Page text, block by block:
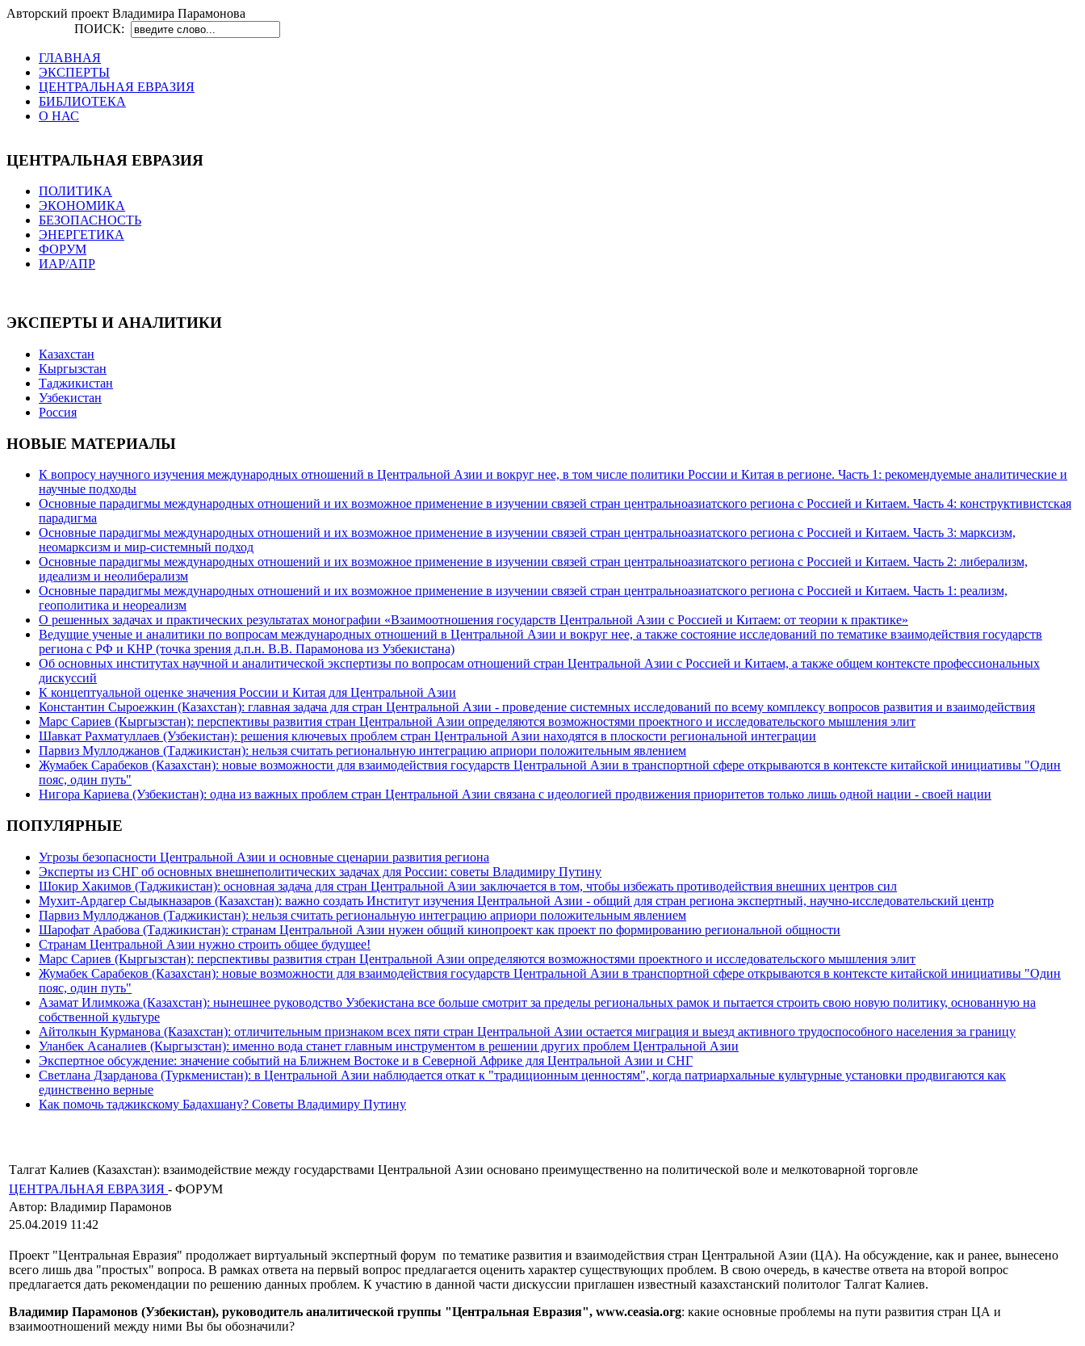
Авторский проект Владимира Парамонова
ПОИСК:
ГЛАВНАЯ
ЭКСПЕРТЫ
ЦЕНТРАЛЬНАЯ ЕВРАЗИЯ
БИБЛИОТЕКА
О НАС
ЦЕНТРАЛЬНАЯ ЕВРАЗИЯ
ПОЛИТИКА
ЭКОНОМИКА
БЕЗОПАСНОСТЬ
ЭНЕРГЕТИКА
ФОРУМ
ИАР/АПР
ЭКСПЕРТЫ И АНАЛИТИКИ
Казахстан
Кыргызстан
Таджикистан
Узбекистан
Россия
НОВЫЕ МАТЕРИАЛЫ
К вопросу научного изучения международных отношений в Центральной Азии и вокруг нее, в том числе политики России и Китая в регионе. Часть 1: рекомендуемые аналитические и
научные подходы
Основные парадигмы международных отношений и их возможное применение в изучении связей стран центральноазиатского региона с Россией и Китаем. Часть 4: конструктивистская
парадигма
Основные парадигмы международных отношений и их возможное применение в изучении связей стран центральноазиатского региона с Россией и Китаем. Часть 3: марксизм,
неомарксизм и мир-системный подход
Основные парадигмы международных отношений и их возможное применение в изучении связей стран центральноазиатского региона с Россией и Китаем. Часть 2: либерализм,
идеализм и неолиберализм
Основные парадигмы международных отношений и их возможное применение в изучении связей стран центральноазиатского региона с Россией и Китаем. Часть 1: реализм,
геополитика и неореализм
О решенных задачах и практических результатах монографии «Взаимоотношения государств Центральной Азии с Россией и Китаем: от теории к практике»
Ведущие ученые и аналитики по вопросам международных отношений в Центральной Азии и вокруг нее, а также состояние исследований по тематике взаимодействия государств
региона с РФ и КНР (точка зрения д.п.н. В.В. Парамонова из Узбекистана)
Об основных институтах научной и аналитической экспертизы по вопросам отношений стран Центральной Азии с Россией и Китаем, а также общем контексте профессиональных
дискуссий
К концептуальной оценке значения России и Китая для Центральной Азии
Константин Сыроежкин (Казахстан): главная задача для стран Центральной Азии - проведение системных исследований по всему комплексу вопросов развития и взаимодействия
Марс Сариев (Кыргызстан): перспективы развития стран Центральной Азии определяются возможностями проектного и исследовательского мышления элит
Шавкат Рахматуллаев (Узбекистан): решения ключевых проблем стран Центральной Азии находятся в плоскости региональной интеграции
Парвиз Муллоджанов (Таджикистан): нельзя считать региональную интеграцию априори положительным явлением
Жумабек Сарабеков (Казахстан): новые возможности для взаимодействия государств Центральной Азии в транспортной сфере открываются в контексте китайской инициативы "Один
пояс, один путь"
Нигора Кариева (Узбекистан): одна из важных проблем стран Центральной Азии связана с идеологией продвижения приоритетов только лишь одной нации - своей нации
ПОПУЛЯРНЫЕ
Угрозы безопасности Центральной Азии и основные сценарии развития региона
Эксперты из СНГ об основных внешнеполитических задачах для России: советы Владимиру Путину
Шокир Хакимов (Таджикистан): основная задача для стран Центральной Азии заключается в том, чтобы избежать противодействия внешних центров сил
Мухит-Ардагер Сыдыкназаров (Казахстан): важно создать Институт изучения Центральной Азии - общий для стран региона экспертный, научно-исследовательский центр
Парвиз Муллоджанов (Таджикистан): нельзя считать региональную интеграцию априори положительным явлением
Шарофат Арабова (Таджикистан): странам Центральной Азии нужен общий кинопроект как проект по формированию региональной общности
Странам Центральной Азии нужно строить общее будущее!
Марс Сариев (Кыргызстан): перспективы развития стран Центральной Азии определяются возможностями проектного и исследовательского мышления элит
Жумабек Сарабеков (Казахстан): новые возможности для взаимодействия государств Центральной Азии в транспортной сфере открываются в контексте китайской инициативы "Один
пояс, один путь"
Азамат Илимкожа (Казахстан): нынешнее руководство Узбекистана все больше смотрит за пределы региональных рамок и пытается строить свою новую политику, основанную на
собственной культуре
Айтолкын Курманова (Казахстан): отличительным признаком всех пяти стран Центральной Азии остается миграция и выезд активного трудоспособного населения за границу
Уланбек Асаналиев (Кыргызстан): именно вода станет главным инструментом в решении других проблем Центральной Азии
Экспертное обсуждение: значение событий на Ближнем Востоке и в Северной Африке для Центральной Азии и СНГ
Светлана Дзарданова (Туркменистан): в Центральной Азии наблюдается откат к "традиционным ценностям", когда патриархальные культурные установки продвигаются как
единственно верные
Как помочь таджикскому Бадахшану? Советы Владимиру Путину
Талгат Калиев (Казахстан): взаимодействие между государствами Центральной Азии основано преимущественно на политической воле и мелкотоварной торговле
ЦЕНТРАЛЬНАЯ ЕВРАЗИЯ - ФОРУМ
Автор: Владимир Парамонов
25.04.2019 11:42
Проект "Центральная Евразия" продолжает виртуальный экспертный форум по тематике развития и взаимодействия стран Центральной Азии (ЦА). На обсуждение, как и ранее, вынесено
всего лишь два "простых" вопроса. В рамках ответа на первый вопрос предлагается оценить характер существующих проблем. В свою очередь, в качестве ответа на второй вопрос
предлагается дать рекомендации по решению данных проблем. К участию в данной части дискуссии приглашен известный казахстанский политолог Талгат Калиев.
Владимир Парамонов (Узбекистан), руководитель аналитической группы "Центральная Евразия", www.ceasia.org: какие основные проблемы на пути развития стран ЦА и
взаимоотношений между ними Вы бы обозначили?